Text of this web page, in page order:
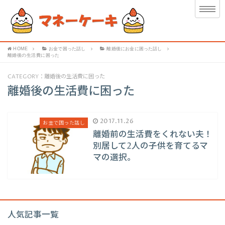
HOME お金で困った話し
離婚後にお金に困った話し
離婚後の生活費に困った
CATEGORY：離婚後の生活費に困った
離婚後の生活費に困った
お金で困った話し 2017.11.26
離婚前の生活費をくれない夫！
別居して2人の子供を育てるマ
マの選択。
人気記事一覧